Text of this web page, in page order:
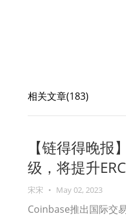
相关文章(183)
【链得得晚报
级，将提升
宋宋 • May 02, 2023
Coinbase推出国际交